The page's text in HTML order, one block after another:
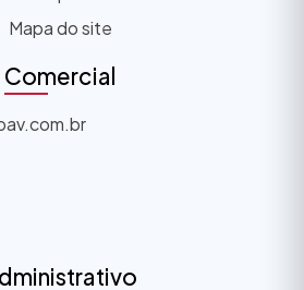
Mapa do site
Comercial